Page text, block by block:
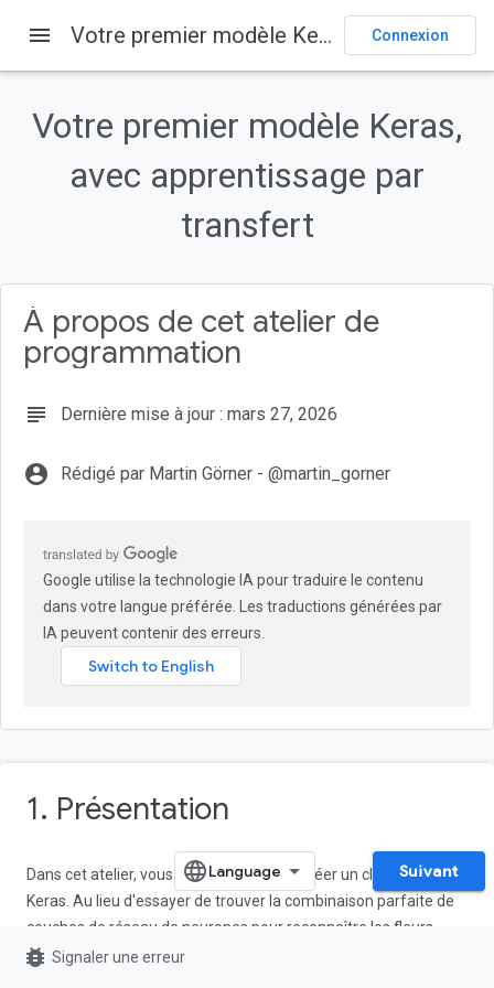
Sélectionner un backend TPU
Exécution de notebooks
Authentification
menu Votre premier modèle Keras, avec apprentissage par transfert Connexion
Votre premier modèle Keras,
avec apprentissage par
transfert
À propos de cet atelier de
programmation
subject Dernière mise à jour : mars 27, 2026
account_circle Rédigé par Martin Görner - @martin_gorner
Google utilise la technologie IA pour traduire le contenu
dans votre langue préférée. Les traductions générées par
IA peuvent contenir des erreurs.
1. Présentation
Dans cet atelier, vous allez apprendre à créer un classificateur
Keras. Au lieu d'essayer de trouver la combinaison parfaite de
couches de réseau de neurones pour reconnaître les fleurs,
nous allons d'abord utiliser une technique appelée
Suivant
bug_report Signaler une erreur